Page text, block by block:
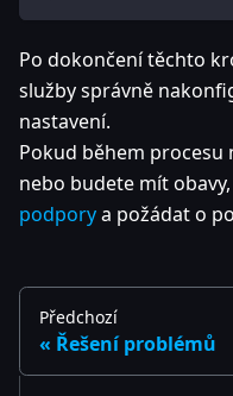
Po dokončení těchto
služby správně
nastavení.
Pokud během
nebo budete mít
podporya požádat o
Předchozí
Řešení problémů